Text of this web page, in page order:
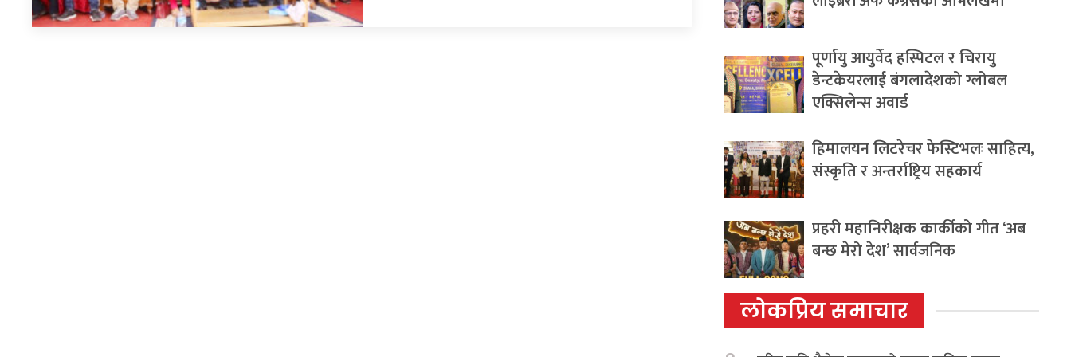
पूर्णायु आयुर्वेद हस्पिटल र चिरायु
डेन्टकेयरलाई बंगलादेशको ग्लोबल
एक्सिलेन्स अवार्ड
हिमालयन लिटरेचर फेस्टिभलः साहित्य,
संस्कृति र अन्तर्राष्ट्रिय सहकार्य
प्रहरी महानिरीक्षक कार्कीको गीत ‘अब
बन्छ मेरो देश’ सार्वजनिक
लोकप्रिय समाचार